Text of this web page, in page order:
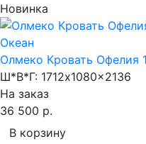
Новинка
Олмеко Кровать Офелия
Ш*В*Г: 1712x1080x2136
На заказ
36 500 р.
В корзину